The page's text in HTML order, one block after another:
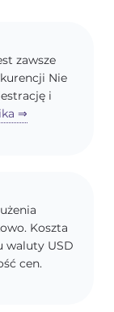
zawsze
Nie
i
⇒
Koszta
waluty USD
cen.